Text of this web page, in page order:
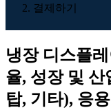
결제하기
냉장 디스플
율, 성장 및 산
탑, 기타), 응